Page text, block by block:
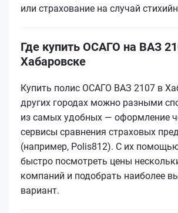
или страхование на случай
Где купить ОСАГО на ВАЗ
Хабаровске
Купить полис ОСАГО ВАЗ 2107 в
других городах можно разными
из самых удобных — оформление
сервисы сравнения страховых
(например, Polis812). С их
быстро посмотреть цены
компаний и подобрать наиболее
вариант.